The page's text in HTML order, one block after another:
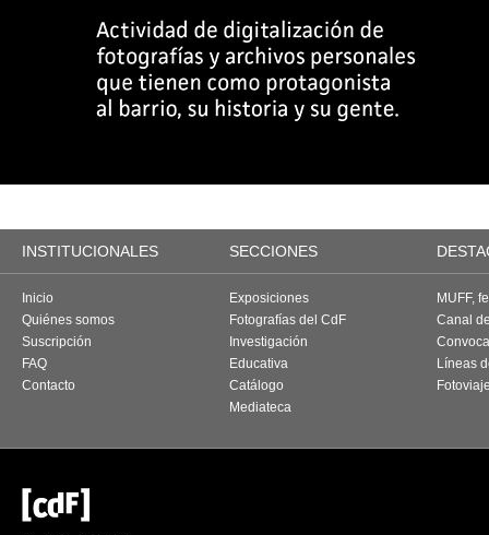
INSTITUCIONALES SECCIONES
Inicio
Quiénes somos
Suscripción
FAQ
Contacto
Exposiciones
Fotografías del CdF
Investigación
Educativa
Catálogo
Mediateca
MUFF,
Canal
Líneas